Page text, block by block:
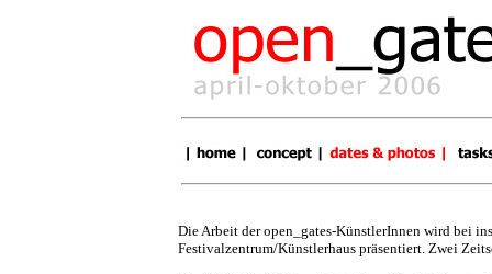
Die Arbeit der open_gates-KünstlerInnen wird bei
Festivalzentrum/Künstlerhaus präsentiert. Zwei